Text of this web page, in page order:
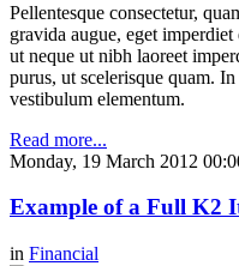
Pellentesque consectetur,
gravida augue, eget
ut neque ut nibh laoreet
purus, ut scelerisque quam.
vestibulum elementum.
Read more...
Monday, 19 March 2012
Example of a Full K2
in Financial